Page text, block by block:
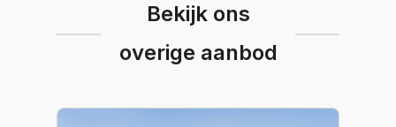
Bekijk ons
overige aanbod